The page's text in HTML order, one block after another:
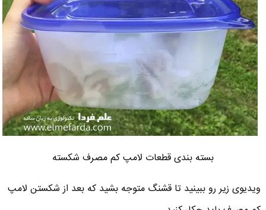
بسته بندی قطعات لامپ کم مصرف شکسته
ویدیوی زیر رو ببینید تا قشنگ متوجه بشید که بعد از شکستن لامپ